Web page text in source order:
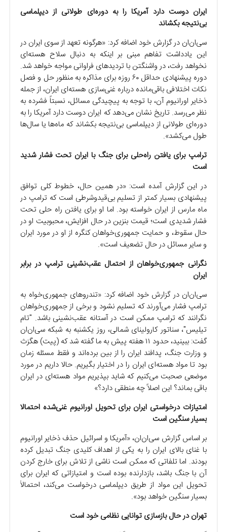
ایران دوست دارد آمریکا را به دوره‌ای طولانی از دیپلماسی
بی‌نتیجه بکشاند
سی‌ان‌ان در گزارش خود اضافه کرد: «هرگونه تعهد از سوی ایران در
این یادداشت تفاهم مبنی بر اینکه به دنبال سلاح هسته‌ای
نخواهد رفت، در واشنگتن با تردیدهای فراوانی مواجه خواهد شد.
دوره پیشنهادی حداقل ۶۰ روزه برای مذاکره به منظور حل و فصل
نکات اختلافی باقی‌مانده درباره غنی‌سازی هسته‌ای ایران، از جمله
ذخایر اورانیوم آن، با توجه به پیچیدگی مسائل، نسبتاً فشرده به
نظر می‌رسد. تاریخ نشان می‌دهد که ایران دوست دارد آمریکا را به
دوره‌ای طولانی از دیپلماسی بی‌نتیجه بکشاند که ماه‌ها یا سال‌ها
طول می‌کشد».
ترامپ برای یافتن راه‌حلی برای جنگ با ایران تحت فشار شدید
است
در این گزارش آمده است: «در همین حال، خطوط کلی توافق
پیشنهادی بسیار کمتر از تسلیم بی‌قیدوشرطی است که ترامپ در
ماه مارس از ایران خواسته بود. اما او برای یافتن راه حلی تحت
فشار شدیدی است؛ قیمت بنزین در حال افزایش، محبوبیت او در
حال سقوط، و حمایت جمهوری‌خواهان کنگره از او در مورد ایران
و سایر مسائل در حال تضعیف است».
نگرانی جمهوری‌خواهان از احتمال عقب‌نشینی ترامپ در برابر
ایران
سی‌ان‌ان در گزارش خود اضافه کرد: «تندروهای جمهوری‌خواه به
ترامپ فشار می‌آورند که تسلیم نشود و برخی از جمهوری‌خواهان
نگرانند که ترامپ ممکن است در آستانه عقب‌نشینی باشد. "تام
تیلیس"، سناتور کارولینای شمالی، روز یکشنبه به شبکه سی‌ان‌ان
گفت: ببینید، حدود ۱۱ هفته پیش به ما گفته شد که (پیت) هگزث
و وزارت جنگ، پدافند ایران را از بین برده‌اند و فقط مسئله زمان
بود تا مواد هسته‌ای ایران را در اختیار بگیریم. حالا داریم در مورد
موضعی صحبت می‌کنیم که شاید بپذیریم مواد هسته‌ای در ایران
باقی بماند؟ این اصلاً چه منطقی دارد؟»
امتیازات درخواستی ایران برای تحویل اورانیوم غنی‌شده احتمالا
بسیار سنگین است
بر اساس گزارش سی‌ان‌ان، «آمریکا و اسرائیل حذف ذخایر اورانیوم
با غنای بالای ایران را به یکی از اهداف کلیدی جنگ تبدیل کرده
بودند. اما تلفاتی که ممکن است ناشی از تلاش برای خارج کردن
آن با جنگ باشد، بازدارنده بوده است و امتیازاتی که ایران برای
تحویل این مواد از طریق دیپلماسی درخواست می‌کند، احتمالاً
بسیار سنگین خواهد بود».
تهران در حال بازسازی توانایی نظامی خود است